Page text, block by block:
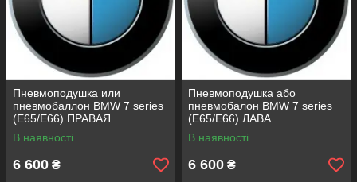
Пневмоподушка или
пневмобаллон BMW 7 series
(E65/E66) ПРАВАЯ
В наявності
6 600 ₴
Пневмоподушка або
пневмобалон BMW 7 series
(E65/E66) ЛАВА
В наявності
6 600 ₴